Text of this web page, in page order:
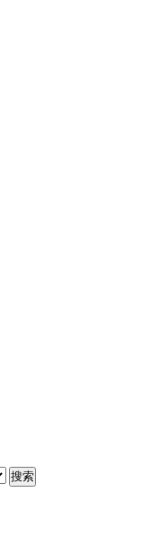
搜索